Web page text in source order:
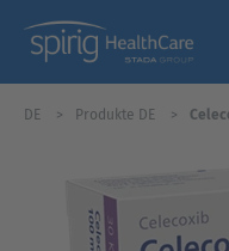
DE Produkte DE